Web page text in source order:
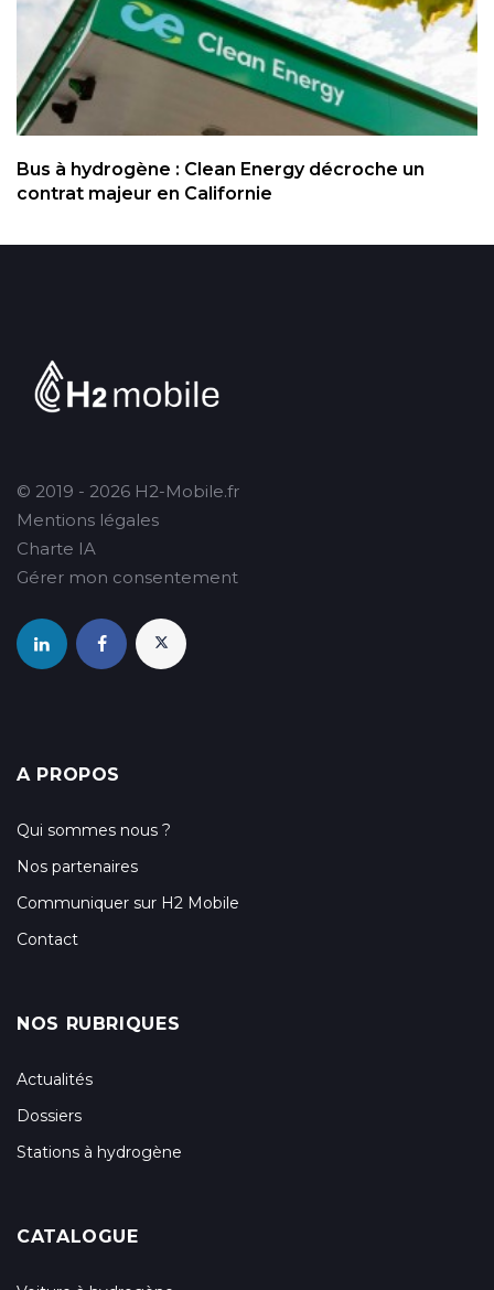
Bus à hydrogène : Clean Energy décroche un
contrat majeur en Californie
© 2019 - 2026 H2-Mobile.fr
Mentions légales
Charte IA
Gérer mon consentement
A PROPOS
Qui sommes nous ?
Nos partenaires
Communiquer sur H2 Mobile
Contact
NOS RUBRIQUES
Actualités
Dossiers
Stations à hydrogène
CATALOGUE